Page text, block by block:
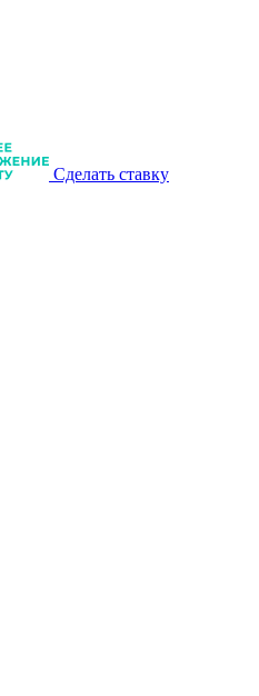
Сделать ставку